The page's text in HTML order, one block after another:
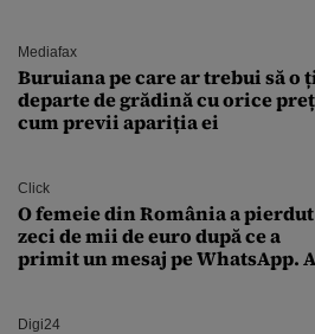
Mediafax
Buruiana pe care ar trebui să o
departe de grădină cu orice
cum previi apariția ei
Click
O femeie din România a pierdut
zeci de mii de euro după ce a
primit un mesaj pe WhatsApp. A
Digi24